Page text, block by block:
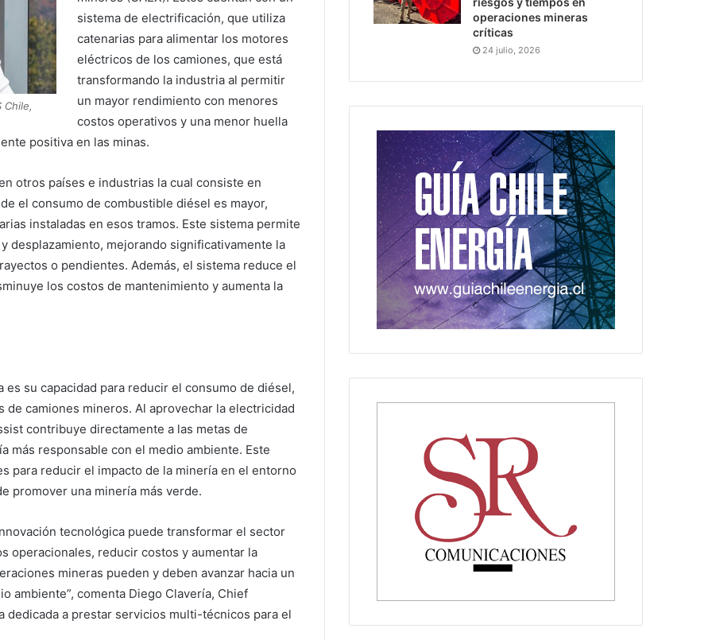
Chile,
sistema de electrificación, que utiliza
catenarias para alimentar los motores
eléctricos de los camiones, que está
transformando la industria al permitir
un mayor rendimiento con menores
costos operativos y una menor huella
positiva en las minas.
otros países e industrias la cual consiste en
el consumo de combustible diésel es mayor,
instaladas en esos tramos. Este sistema permite
desplazamiento, mejorando significativamente la
o pendientes. Además, el sistema reduce el
los costos de mantenimiento y aumenta la
su capacidad para reducir el consumo de diésel,
camiones mineros. Al aprovechar la electricidad
contribuye directamente a las metas de
más responsable con el medio ambiente. Este
para reducir el impacto de la minería en el entorno
promover una minería más verde.
tecnológica puede transformar el sector
operacionales, reducir costos y aumentar la
mineras pueden y deben avanzar hacia un
ambiente”, comenta Diego Clavería, Chief
dedicada a prestar servicios multi-técnicos para el
operaciones mineras
críticas
24 julio, 2026